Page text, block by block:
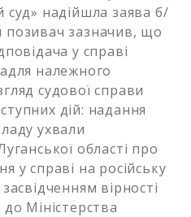
суд» надійшла заява б/
позивач зазначив, що
у справі
належного
судової справи
дій: надання
ухвали
області про
у справі на російську
вірності
Міністерства